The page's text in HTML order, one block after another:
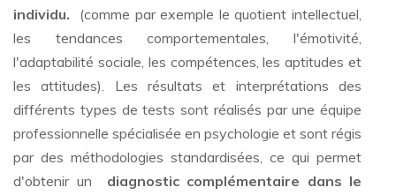
individu. (comme par exemple le quotient intellectuel,
les tendances comportementales, l'émotivité,
l'adaptabilité sociale, les compétences, les aptitudes et
les attitudes). Les résultats et interprétations des
différents types de tests sont réalisés par une équipe
professionnelle spécialisée en psychologie et sont régis
par des méthodologies standardisées, ce qui permet
d'obtenir un diagnostic complémentaire dans le